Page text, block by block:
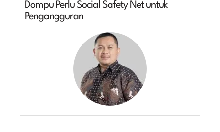
Dompu Perlu Social Safety Net untuk
Pengangguran